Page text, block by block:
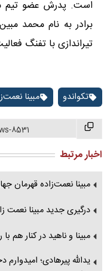
است. پدرش عضو تیم
برادر به نام محمد
تیراندازی با تفنگ
تکواندو مبینا
8531
اخبار مرتبط
مبینا نعمت‌زاده قهرمان
درگیری جدید مبینا نعمت
مبینا و ناهید در کنار هم
یدالله پیرهادی؛